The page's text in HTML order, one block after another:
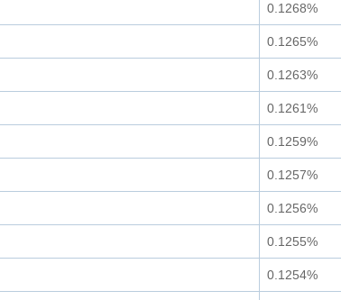
0.1268%
0.1265%
0.1263%
0.1261%
0.1259%
0.1257%
0.1256%
0.1255%
0.1254%